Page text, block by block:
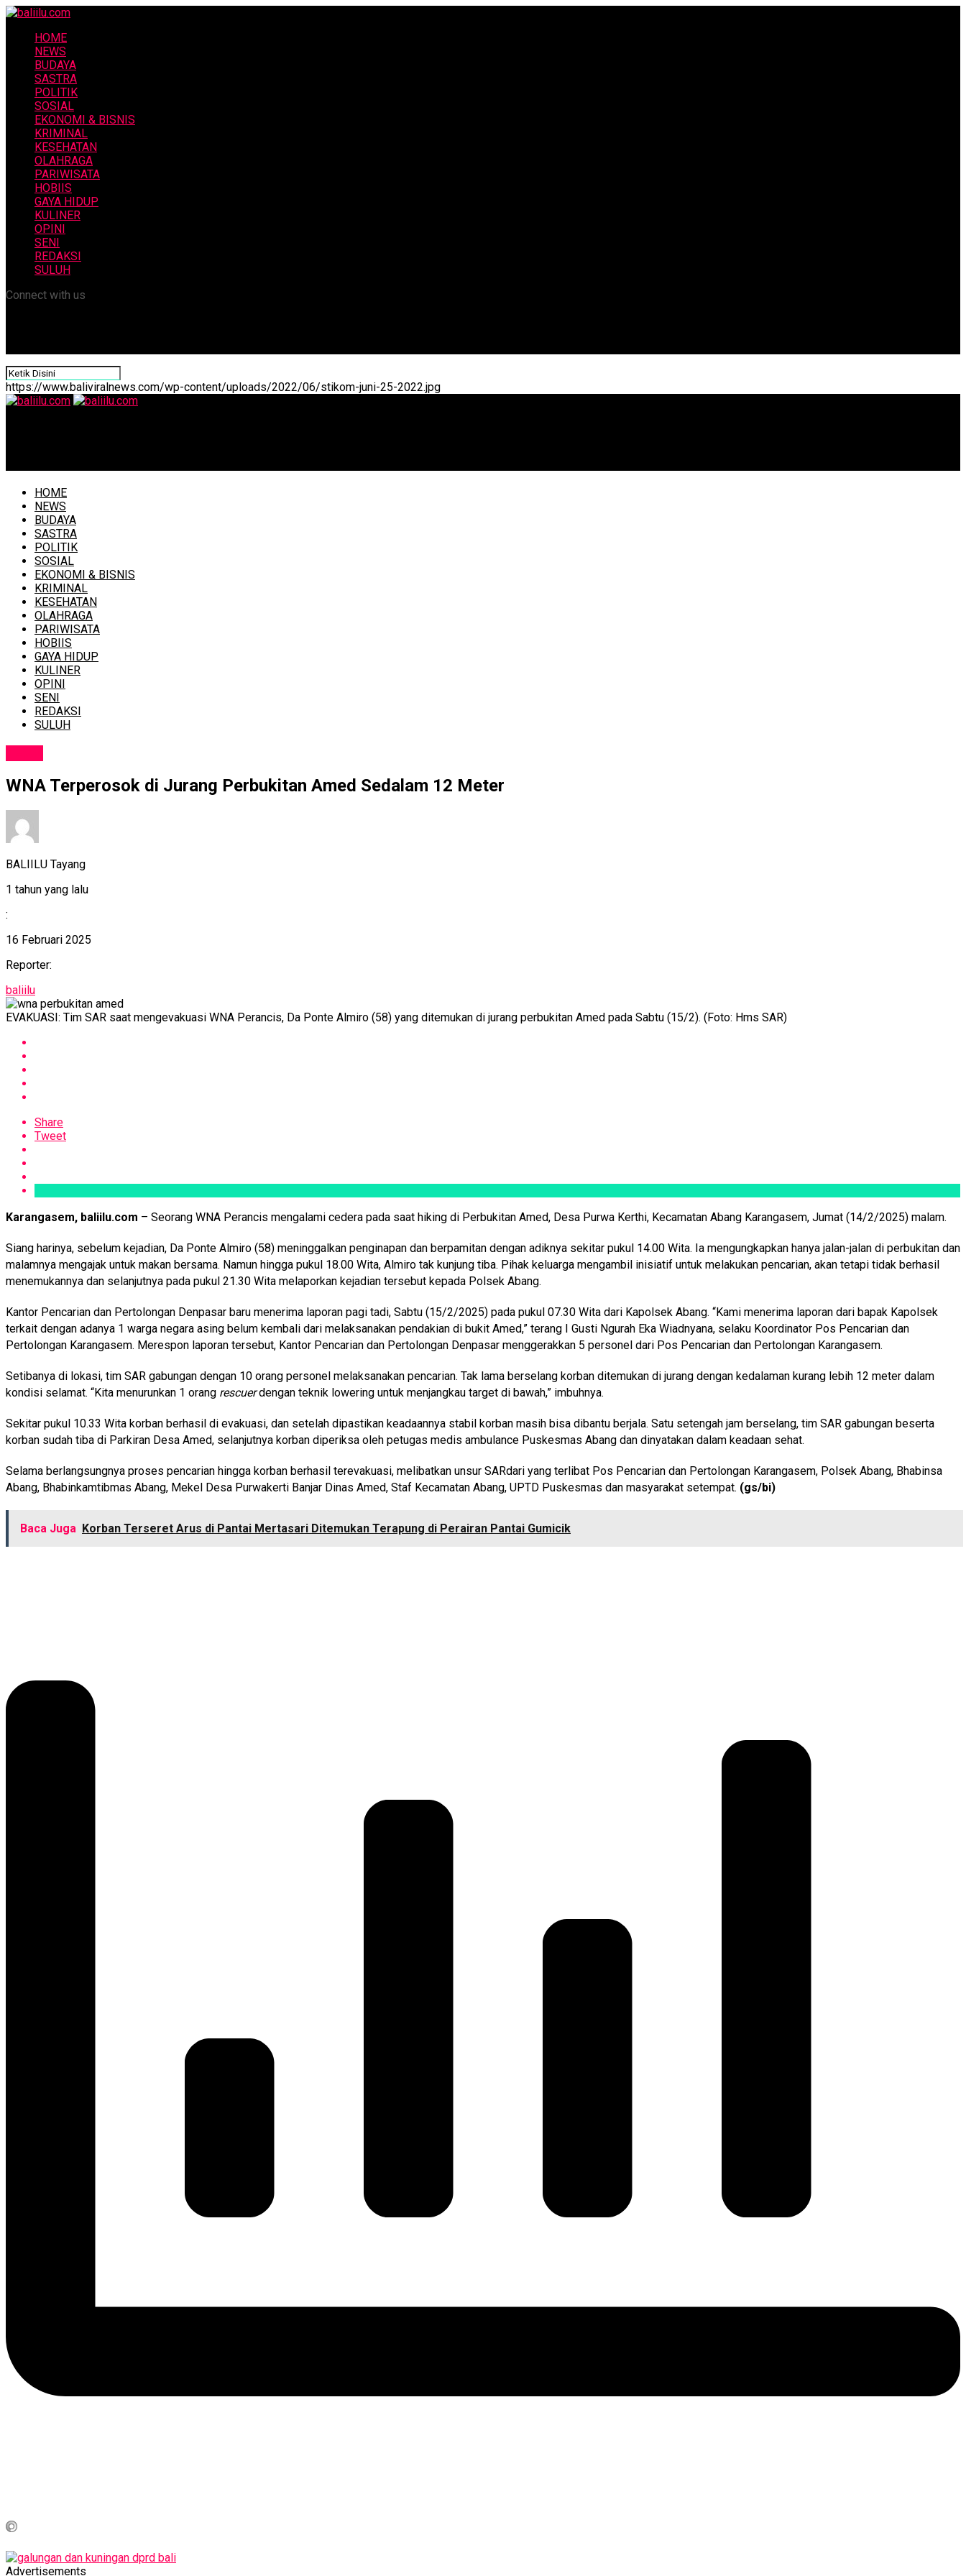
HOME
NEWS
BUDAYA
SASTRA
POLITIK
SOSIAL
EKONOMI & BISNIS
KRIMINAL
KESEHATAN
OLAHRAGA
PARIWISATA
HOBIIS
GAYA HIDUP
KULINER
OPINI
SENI
REDAKSI
SULUH
Connect with us
https://www.baliviralnews.com/wp-content/uploads/2022/06/stikom-juni-25-2022.jpg
HOME
NEWS
BUDAYA
SASTRA
POLITIK
SOSIAL
EKONOMI & BISNIS
KRIMINAL
KESEHATAN
OLAHRAGA
PARIWISATA
HOBIIS
GAYA HIDUP
KULINER
OPINI
SENI
REDAKSI
SULUH
WNA Terperosok di Jurang Perbukitan Amed Sedalam 12 Meter
BALIILU Tayang
1 tahun yang lalu
:
16 Februari 2025
Reporter:
baliilu
EVAKUASI: Tim SAR saat mengevakuasi WNA Perancis, Da Ponte Almiro (58) yang ditemukan di jurang perbukitan Amed pada Sabtu (15/2). (Foto: Hms SAR)
Share
Tweet
Karangasem, baliilu.com – Seorang WNA Perancis mengalami cedera pada saat hiking di Perbukitan Amed, Desa Purwa Kerthi, Kecamatan Abang Karangasem, Jumat (14/2/2025) malam.
Siang harinya, sebelum kejadian, Da Ponte Almiro (58) meninggalkan penginapan dan berpamitan dengan adiknya sekitar pukul 14.00 Wita. Ia mengungkapkan hanya jalan-jalan di perbukitan dan
malamnya mengajak untuk makan bersama. Namun hingga pukul 18.00 Wita, Almiro tak kunjung tiba. Pihak keluarga mengambil inisiatif untuk melakukan pencarian, akan tetapi tidak berhasil
menemukannya dan selanjutnya pada pukul 21.30 Wita melaporkan kejadian tersebut kepada Polsek Abang.
Kantor Pencarian dan Pertolongan Denpasar baru menerima laporan pagi tadi, Sabtu (15/2/2025) pada pukul 07.30 Wita dari Kapolsek Abang. “Kami menerima laporan dari bapak Kapolsek
terkait dengan adanya 1 warga negara asing belum kembali dari melaksanakan pendakian di bukit Amed,” terang I Gusti Ngurah Eka Wiadnyana, selaku Koordinator Pos Pencarian dan
Pertolongan Karangasem. Merespon laporan tersebut, Kantor Pencarian dan Pertolongan Denpasar menggerakkan 5 personel dari Pos Pencarian dan Pertolongan Karangasem.
Setibanya di lokasi, tim SAR gabungan dengan 10 orang personel melaksanakan pencarian. Tak lama berselang korban ditemukan di jurang dengan kedalaman kurang lebih 12 meter dalam
kondisi selamat. “Kita menurunkan 1 orang rescuerdengan teknik lowering untuk menjangkau target di bawah,” imbuhnya.
Sekitar pukul 10.33 Wita korban berhasil di evakuasi, dan setelah dipastikan keadaannya stabil korban masih bisa dibantu berjala. Satu setengah jam berselang, tim SAR gabungan beserta
korban sudah tiba di Parkiran Desa Amed, selanjutnya korban diperiksa oleh petugas medis ambulance Puskesmas Abang dan dinyatakan dalam keadaan sehat.
Selama berlangsungnya proses pencarian hingga korban berhasil terevakuasi, melibatkan unsur SARdari yang terlibat Pos Pencarian dan Pertolongan Karangasem, Polsek Abang, Bhabinsa
Abang, Bhabinkamtibmas Abang, Mekel Desa Purwakerti Banjar Dinas Amed, Staf Kecamatan Abang, UPTD Puskesmas dan masyarakat setempat. (gs/bi)
Baca Juga Korban Terseret Arus di Pantai Mertasari Ditemukan Terapung di Perairan Pantai Gumicik
Advertisements